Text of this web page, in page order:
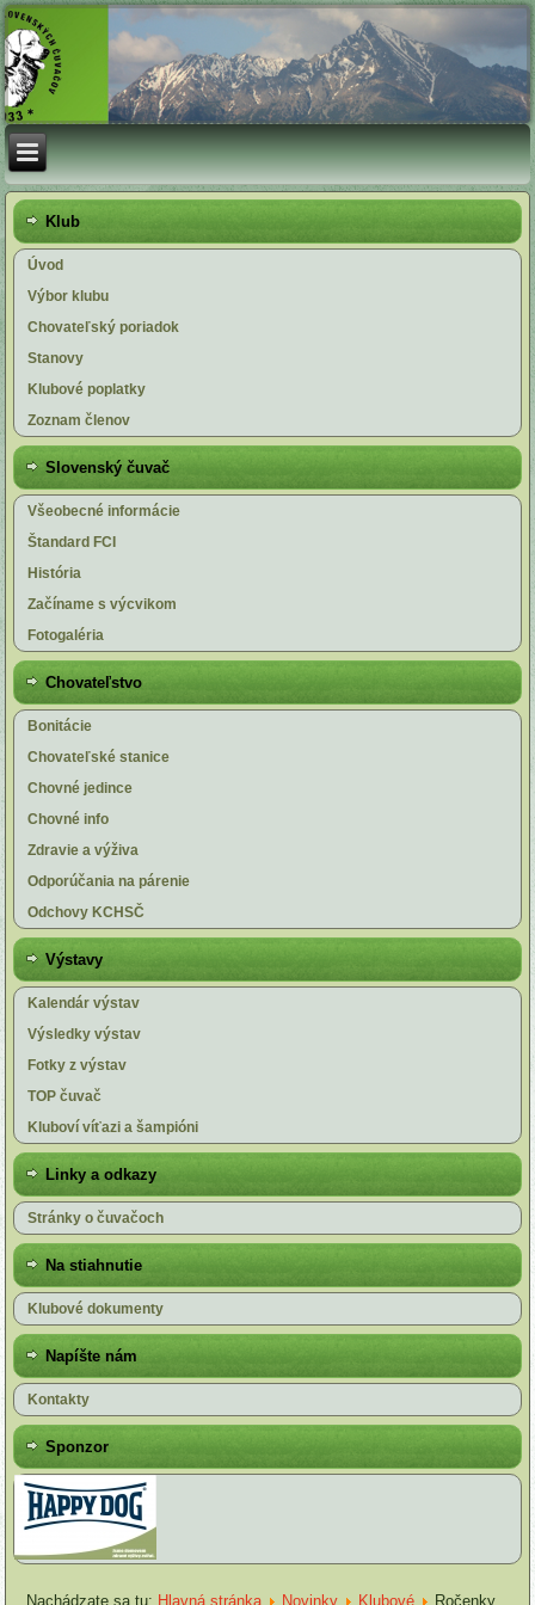
Klub
Úvod
Výbor klubu
Chovateľský poriadok
Stanovy
Klubové poplatky
Zoznam členov
Slovenský čuvač
Všeobecné informácie
Štandard FCI
História
Začíname s výcvikom
Fotogaléria
Chovateľstvo
Bonitácie
Chovateľské stanice
Chovné jedince
Chovné info
Zdravie a výživa
Odporúčania na párenie
Odchovy KCHSČ
Výstavy
Kalendár výstav
Výsledky výstav
Fotky z výstav
TOP čuvač
Kluboví víťazi a šampióni
Linky a odkazy
Stránky o čuvačoch
Na stiahnutie
Klubové dokumenty
Napíšte nám
Kontakty
Sponzor
Nachádzate sa tu: Hlavná stránka Novinky Klubové Ročenky